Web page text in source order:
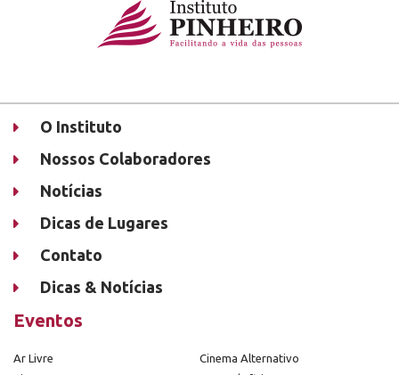
O Instituto
Nossos Colaboradores
Notícias
Dicas de Lugares
Contato
Dicas & Notícias
Eventos
Ar Livre
Cinema Alternativo